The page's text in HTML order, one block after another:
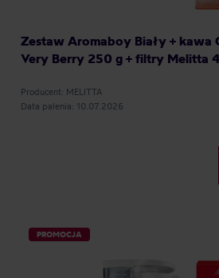
Zestaw Aromaboy Biały + kawa
Very Berry 250 g + filtry Melitta
Producent: MELITTA
Data palenia: 10.07.2026
PROMOCJA